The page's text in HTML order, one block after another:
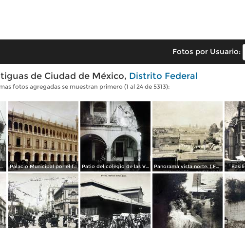
Fotos por Usuario:
de Ciudad de México, Distrito Federal
fotos agregadas se muestran primero (1 al 24 de 5313):
La Iglesia de Santo Domingo. Palacio Municipal por el fotografo Hugo Brehme.. Patio del colegio de las Vizcainas por el fotografo Hugo Brehme. Panorama vista norte. ( Fechada el 20 de Junio de 1905 ).